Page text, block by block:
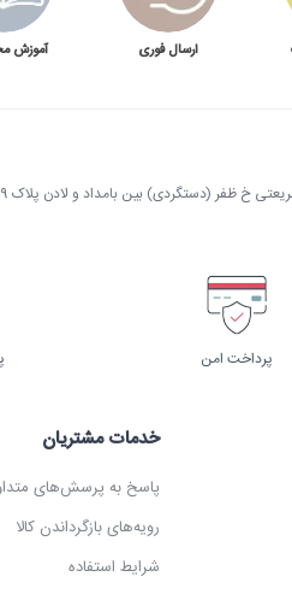
ارسال فوری آموزش
خ ظفر (دستگردی) بین بامداد و لادن پلاک 59 واحد 1
پرداخت امن
خدمات مشتریان
پاسخ به پرسش‌های
رویه‌های بازگرداندن کالا
شرایط استفاده